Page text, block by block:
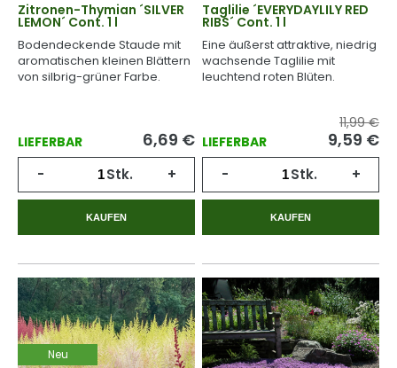
Zitronen-Thymian ´SILVER
LEMON´ Cont. 1 l
Bodendeckende Staude mit
aromatischen kleinen Blättern
von silbrig-grüner Farbe.
LIEFERBAR 6,69 €
- Stk. +
KAUFEN
Taglilie ´EVERYDAYLILY RED
RIBS´ Cont. 1 l
Eine äußerst attraktive, niedrig
wachsende Taglilie mit
leuchtend roten Blüten.
LIEFERBAR
11,99 €
9,59 €
- Stk. +
KAUFEN
Neu